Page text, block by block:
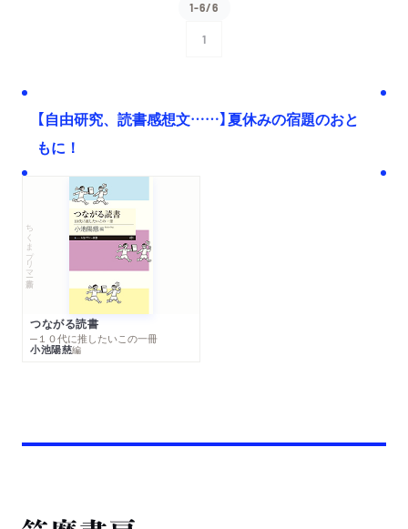
1-6/6
1
【自由研究、読書感想文……】夏休みの宿題のおと
もに！
ちくまプリマー新書
つながる読書
─１０代に推したいこの一冊
小池陽慈編